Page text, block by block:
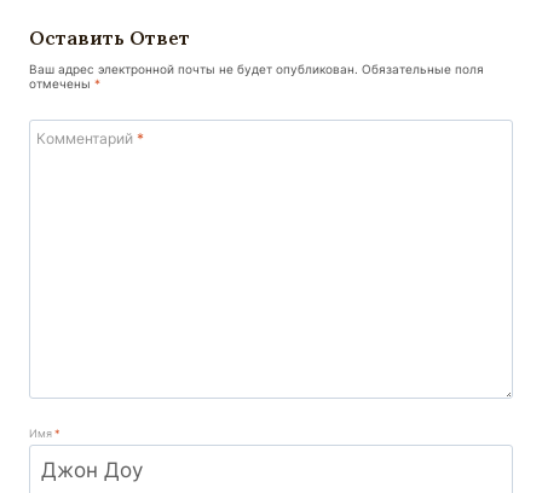
Оставить Ответ
Ваш адрес электронной почты не будет опубликован. Обязательные поля
отмечены *
Комментарий *
Имя*